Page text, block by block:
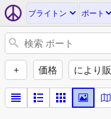
ブライトン ボート
+ 価格 により